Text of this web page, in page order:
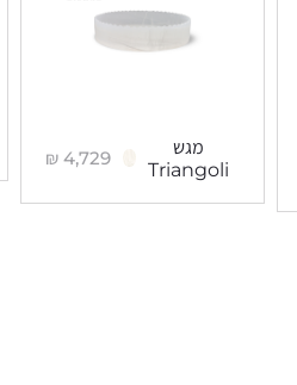
מגש
Triangoli
4,729
₪